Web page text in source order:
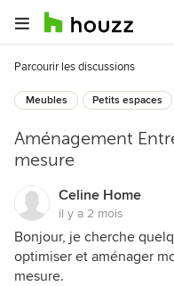
Parcourir les discussions
Meubles Petits espaces
Aménagement
mesure
Celine Home
il y a 2 mois
Bonjour, je cherche
optimiser et aménager
mesure.